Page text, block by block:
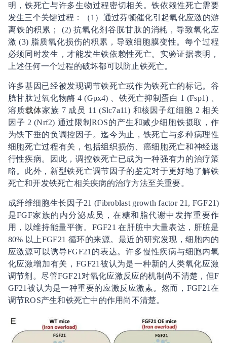
明，铁死亡与许多生物过程密切相关。铁依赖性死亡需要
发生三个关键过程：（1 ）通过芬顿催化引起氧化应激的游
离铁的积累；
(2)抗氧化剂谷胱甘肽的消耗，导致氧化应
激 (3) 脂质氧化损伤的积累，导致细胞膜变性。每个过程
必须同时发生，才能发生铁依赖性死亡。实验证据表明，
上述任何一个过程的破坏都可以防止铁死亡。
许多基因已经被发现调节铁死亡或作为铁死亡的标记。谷
胱甘肽过氧化物酶 4 (Gpx4) 、铁死亡抑制蛋白 1 (Fsp1)
溶质载体家族 7 成员 11 (Slc7a11) 和核因子红细胞 2相关
因子 2 (Nrf2) 通过限制 ROS的产生和减少细胞铁摄取，作
为铁下垂的负调控因子。迄今为止，铁死亡与多种病理性
细胞死亡过程有关，包括组织损伤、癌细胞死亡和神经退
行性疾病。因此，调控铁死亡已成为一种强有力的治疗策
略。此外，新型铁死亡调节因子的鉴定对于更好地了解铁
死亡和开发铁死亡相关疾病的治疗方法至关重要。
成纤维细胞生长因子21 (Fibroblast growth factor 21, FGF21)
是FGF家族的内分泌成员，在糖和脂代谢中发挥重要作
用，以维持能量平衡。 FGF21在肝脏中大量表达，肝脏是
80% 以上FGF21 循环的来源。最近的研究发现，细胞内的
应激源可以诱导FGF21 的表达。许多慢性疾病与细胞内氧
化应激增加有关，FGF21 被认为是一种新的人类氧化应激
调节剂。尽管FGF21 对氧化应激反应的机制尚不清楚，但F
GF21 被认为是一种重要的应激反应激素。然而， FGF21在
调节ROS产生和铁死亡中的作用尚不清楚。